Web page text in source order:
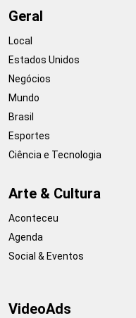
Geral
Local
Estados Unidos
Negócios
Mundo
Brasil
Esportes
Ciência e Tecnologia
Arte & Cultura
Aconteceu
Agenda
Social & Eventos
VideoAds